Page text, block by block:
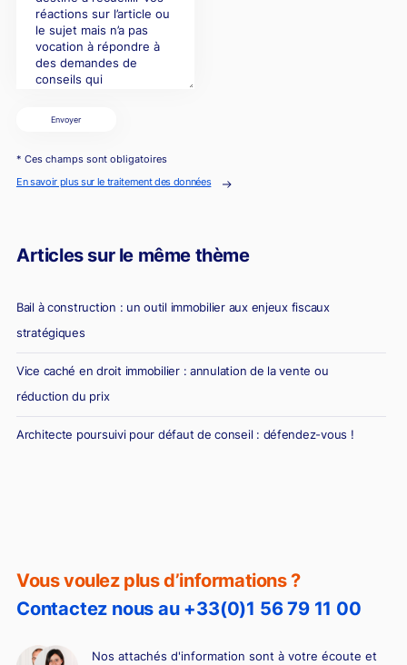
Vous voulez plus d’informations ?
Contactez nous au +33(0)1 56 79 11 00
Nos attachés d'information sont à votre écoute et
Envoyer
* Ces champs sont obligatoires
En savoir plus sur le traitement des données
Articles sur le même thème
Bail à construction : un outil immobilier aux enjeux fiscaux
stratégiques
Vice caché en droit immobilier : annulation de la vente ou
réduction du prix
Architecte poursuivi pour défaut de conseil : défendez-vous !